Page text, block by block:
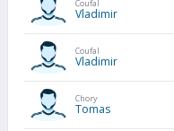
Coufal
Vladimir
Coufal
Vladimir
Chory
Tomas